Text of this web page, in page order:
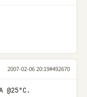
2007-02-06 20:19#492670